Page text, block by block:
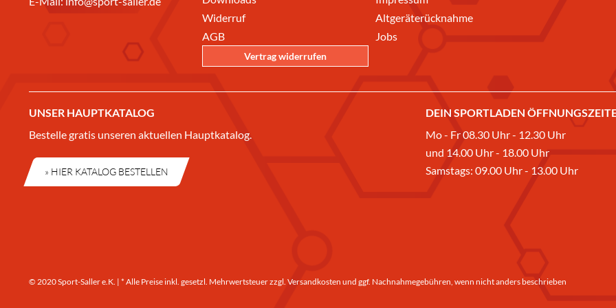
Widerruf
AGB
Vertrag widerrufen
Altgeräterücknahme
Jobs
UNSER HAUPTKATALOG
Bestelle gratis unseren aktuellen Hauptkatalog.
» HIER KATALOG BESTELLEN
DEIN SPORTLADEN
Mo - Fr 08.30 Uhr - 12.30 Uhr
und 14.00 Uhr - 18.00 Uhr
Samstags: 09.00 Uhr - 13.00 Uhr
© 2020 Sport-Saller e.K. | * Alle Preise inkl. gesetzl. Mehrwertsteuer zzgl. Versandkosten und ggf. Nachnahmegebühren, wenn nicht anders beschrieben